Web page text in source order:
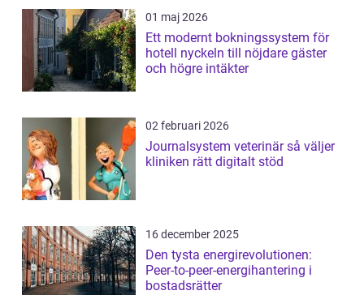
01 maj 2026
Ett modernt bokningssystem för
hotell nyckeln till nöjdare gäster
och högre intäkter
02 februari 2026
Journalsystem veterinär så väljer
kliniken rätt digitalt stöd
16 december 2025
Den tysta energirevolutionen:
Peer-to-peer-energihantering i
bostadsrätter